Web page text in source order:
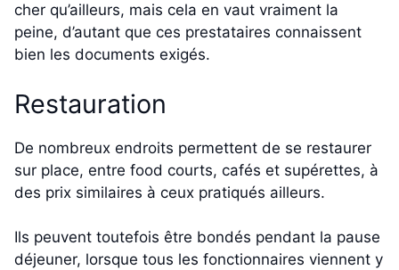
cher qu’ailleurs, mais cela en vaut vraiment la
peine, d’autant que ces prestataires connaissent
bien les documents exigés.
Restauration
De nombreux endroits permettent de se restaurer
sur place, entre food courts, cafés et supérettes, à
des prix similaires à ceux pratiqués ailleurs.
Ils peuvent toutefois être bondés pendant la pause
déjeuner, lorsque tous les fonctionnaires viennent y